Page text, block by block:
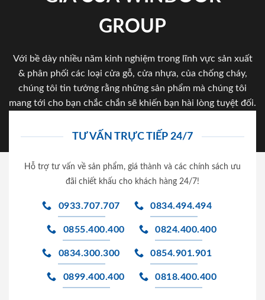
GROUP
Với bề dày nhiều năm kinh nghiệm trong lĩnh vực sản xuất
& phân phối các loại cửa gỗ, cửa nhựa, của chống cháy,
chúng tôi tin tưởng rằng những sản phẩm mà chúng tôi
mang tới cho bạn chắc chắn sẽ khiến bạn hài lòng tuyệt đối.
TƯ VẤN TRỰC TIẾP 24/7
Hỗ trợ tư vấn về sản phẩm, giá thành và các chính sách ưu
đãi chiết khấu cho khách hàng 24/7!
0933.707.707 0834.494.494
0855.400.400 0824.400.400
0834.300.300 0854.901.901
0899.400.400 0818.400.400